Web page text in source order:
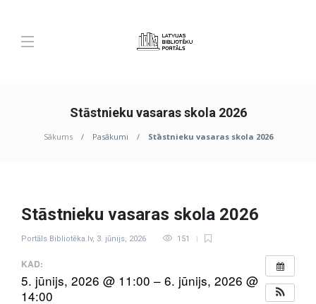
Stāstnieku vasaras skola 2026
Sākums Pasākumi Stāstnieku vasaras skola 2026
Stāstnieku vasaras skola 2026
Portāls Bibliotēka.lv, 3. jūnijs, 2026 151
KAD:
5. jūnijs, 2026 @ 11:00 – 6. jūnijs, 2026 @
14:00